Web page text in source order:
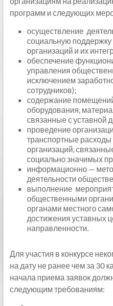
программ и следующих
осуществление
социальную
организаций и их
обеспечение
управления
исключением
сотрудников);
содержание
оборудования,
связанные с уставной
проведение
транспортные
организаций,
социально значимых
информационно —
деятельности
выполнение
общественными
органами местного
достижения уставных
направленности.
Для участия в конкурсе
на дату не ранее чем за 30
начала приема заявок
следующим требованиям: